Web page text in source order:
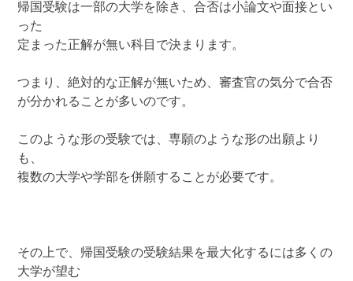
帰国受験は一部の大学を除き、合否は小論文や面接とい
った
定まった正解が無い科目で決まります。
つまり、絶対的な正解が無いため、審査官の気分で合否
が分かれることが多いのです。
このような形の受験では、専願のような形の出願より
も、
複数の大学や学部を併願することが必要です。
その上で、帰国受験の受験結果を最大化するには多くの
大学が望む